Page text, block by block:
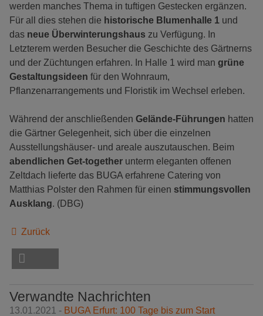
werden manches Thema in tuftigen Gestecken ergänzen.
Für all dies stehen die historische Blumenhalle 1 und
das neue Überwinterungshaus zu Verfügung. In
Letzterem werden Besucher die Geschichte des Gärtnerns
und der Züchtungen erfahren. In Halle 1 wird man grüne
Gestaltungsideen für den Wohnraum,
Pflanzenarrangements und Floristik im Wechsel erleben.
Während der anschließenden Gelände-Führungen hatten
die Gärtner Gelegenheit, sich über die einzelnen
Ausstellungshäuser- und areale auszutauschen. Beim
abendlichen Get-together unterm eleganten offenen
Zeltdach lieferte das BUGA erfahrene Catering von
Matthias Polster den Rahmen für einen stimmungsvollen
Ausklang. (DBG)
Zurück
Verwandte Nachrichten
13.01.2021 - BUGA Erfurt: 100 Tage bis zum Start